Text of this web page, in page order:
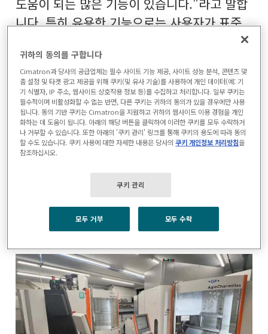
도움이 되는 많은 기능이 있습니다."라고 말합
니다. 특히 유용한 기능으로는 사용자가 표준
설계를 시작할 수 있는 마법사가 있습니다.
번팅은 "부품을 중심으로 도구를 어떻게 만들
지 결정하면 도구의 기초를 만드는 첫 번째 단
계를 제공하며, 5분 안에 완료할 수 있습니
다."라고 말합니다. "고정된 반쪽과 움직이는
주고 플레이트에 특정 크기와 두께를 할당합니
다. 그런 다음 버튼 하나만 클릭하면 해당 정보
를 사용하여 3D 모델을 생성합니다."
귀하의 동의를 구합니다
Cimatron과 당사의 공급업체는 필수 사이트 기능 제공, 사이트 성능 분석, 콘텐츠 맞
춤 설정 및 타겟 광고 제공을 위해 쿠키(및 유사 기술)를 사용하여 개인 데이터(예: 기
기 식별자, IP 주소, 웹사이트 상호작용 정보 등)를 수집하고 처리합니다. 일부 쿠키는
필수적이며 비활성화할 수 없는 반면, 다른 쿠키는 귀하의 동의가 있을 경우에만 사용
됩니다. 동의 기반 쿠키는 Cimatron을 지원하고 귀하의 웹사이트 이용 경험을 개인
화하는 데 도움이 됩니다. 아래의 해당 버튼을 클릭하여 이러한 쿠키를 모두 수락하거
나 거부할 수 있습니다. 또한 아래의 '쿠키 관리' 링크를 통해 쿠키의 용도에 따라 동의
할 수도 있습니다. 쿠키 사용에 대한 자세한 내용은 당사의쿠키 개인정보 처리방침을
참조하십시오.
쿠키 관리
모두 거부 모두 수락